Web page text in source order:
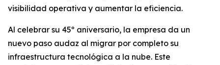
visibilidad operativa y aumentar la eficiencia.
Al celebrar su 45º aniversario, la empresa da un
nuevo paso audaz al migrar por completo su
infraestructura tecnológica a la nube. Este